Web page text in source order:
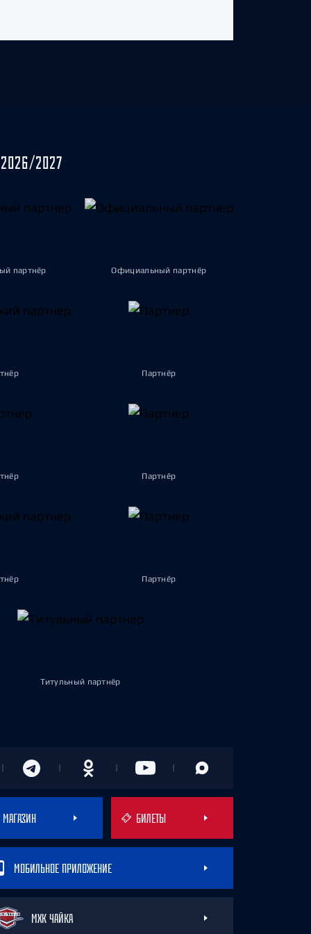
2027
партнёр Официальный партнёр
Партнёр
Партнёр
Партнёр
Титульный партнёр
МАГАЗИН БИЛЕТЫ
МОБИЛЬНОЕ ПРИЛОЖЕНИЕ
МХК ЧАЙКА